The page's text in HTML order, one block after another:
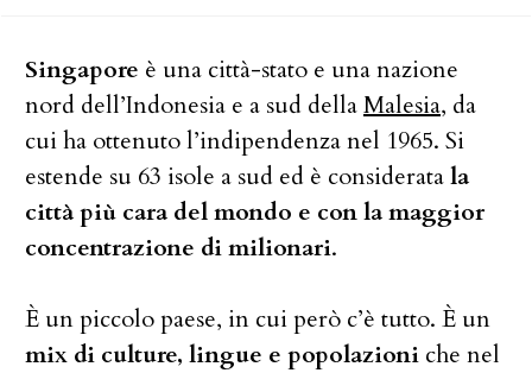
Singapore è una città-stato e una nazione
nord dell’Indonesia e a sud dellaMalesia, da
cui ha ottenuto l’indipendenza nel 1965. Si
estende su 63 isole a sud ed è consideratala
città più cara del mondo e con la maggior
concentrazione di milionari.
È un piccolo paese, in cui però c’è tutto. È un
mix di culture, lingue e popolazioni che nel